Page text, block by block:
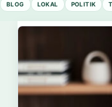
BLOG LOKAL POLITIK